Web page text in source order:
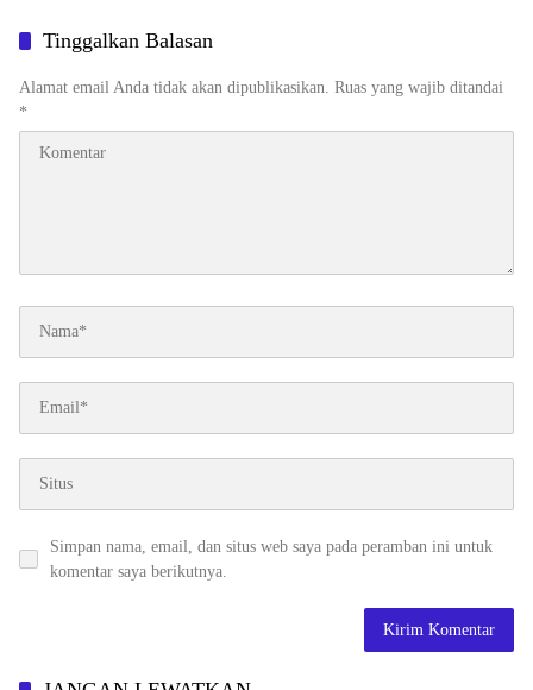
Tinggalkan Balasan
Alamat email Anda tidak akan dipublikasikan. Ruas yang wajib ditandai
*
Simpan nama, email, dan situs web saya pada peramban ini untuk
komentar saya berikutnya.